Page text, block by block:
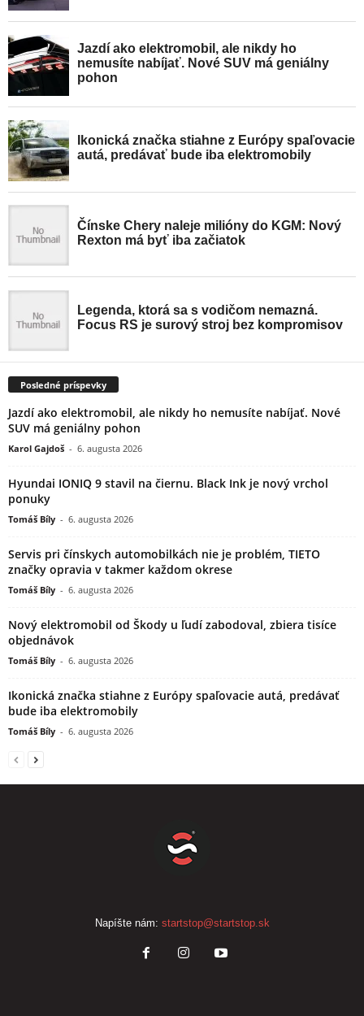
Posledné príspevky
Jazdí ako elektromobil, ale nikdy ho nemusíte nabíjať. Nové
SUV má geniálny pohon
Karol Gajdoš - 6. augusta 2026
Hyundai IONIQ 9 stavil na čiernu. Black Ink je nový vrchol
ponuky
Tomáš Bíly - 6. augusta 2026
Servis pri čínskych automobilkách nie je problém, TIETO
značky opravia v takmer každom okrese
Tomáš Bíly - 6. augusta 2026
Nový elektromobil od Škody u ľudí zabodoval, zbiera tisíce
objednávok
Tomáš Bíly - 6. augusta 2026
Ikonická značka stiahne z Európy spaľovacie autá, predávať
bude iba elektromobily
Tomáš Bíly - 6. augusta 2026
Napíšte nám: startstop@startstop.sk